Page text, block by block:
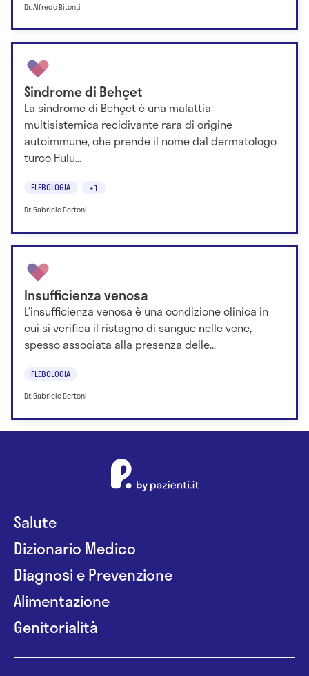
Dr. Alfredo Bitonti
Sindrome di Behçet
La sindrome di Behçet è una malattia
multisistemica recidivante rara di origine
autoimmune, che prende il nome dal dermatologo
turco Hulu...
FLEBOLOGIA +1
Dr. Gabriele Bertoni
Insufficienza venosa
L’insufficienza venosa è una condizione clinica in
cui si verifica il ristagno di sangue nelle vene,
spesso associata alla presenza delle...
FLEBOLOGIA
Dr. Gabriele Bertoni
Salute
Dizionario Medico
Diagnosi e Prevenzione
Alimentazione
Genitorialità